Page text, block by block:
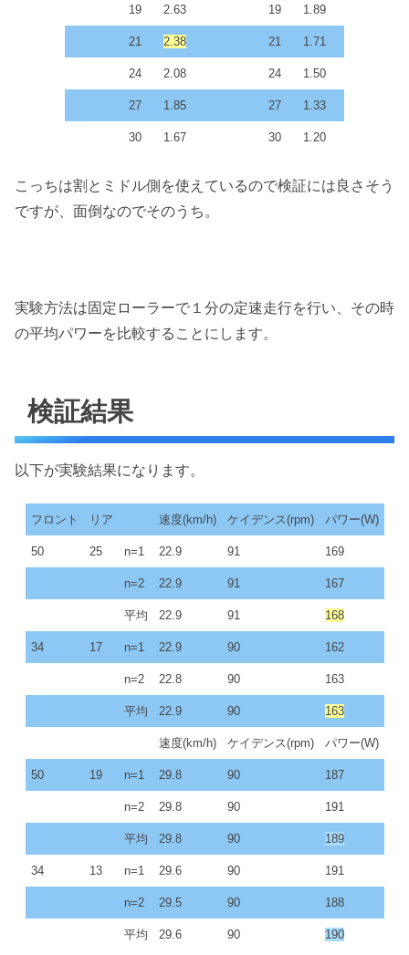
19 2.63 19 1.89
21 2.38 21 1.71
24 2.08 24 1.50
27 1.85 27 1.33
30 1.67 30 1.20
こっちは割とミドル側を使えているので検証には良さそう
ですが、面倒なのでそのうち。
実験方法は固定ローラーで１分の定速走行を行い、その時
の平均パワーを比較することにします。
検証結果
以下が実験結果になります。
フロント リア 速度(km/h) ケイデンス(rpm) パワー(W)
50 25 n=1 22.9 91 169
n=2 22.9 91 167
平均 22.9 91 168
34 17 n=1 22.9 90 162
n=2 22.8 90 163
平均 22.9 90 163
速度(km/h) ケイデンス(rpm) パワー(W)
50 19 n=1 29.8 90 187
n=2 29.8 90 191
平均 29.8 90 189
34 13 n=1 29.6 90 191
n=2 29.5 90 188
平均 29.6 90 190